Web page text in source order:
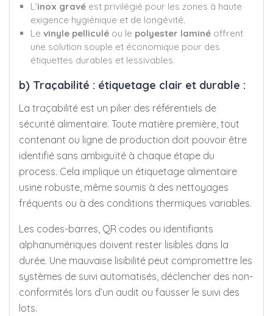
L’inox gravé est privilégié pour les zones à haute
exigence hygiénique et de longévité.
Levinyle pelliculé ou le polyester laminé offrent
une solution souple et économique pour des
étiquettes durables et lessivables.
b) Traçabilité : étiquetage clair et durable :
La traçabilité est un pilier des référentiels de
sécurité alimentaire. Toute matière première, tout
contenant ou ligne de production doit pouvoir être
identifié sans ambiguïté à chaque étape du
process. Cela implique un étiquetage alimentaire
usine robuste, même soumis à des nettoyages
fréquents ou à des conditions thermiques variables.
Les codes-barres, QR codes ou identifiants
alphanumériques doivent rester lisibles dans la
durée. Une mauvaise lisibilité peut compromettre les
systèmes de suivi automatisés, déclencher des non-
conformités lors d’un audit ou fausser le suivi des
lots.